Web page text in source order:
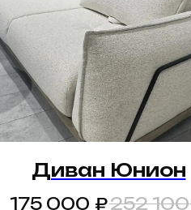
Диван Юнион
175 000 ₽252 100